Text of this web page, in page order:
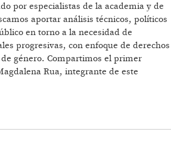
por especialistas de la academia y de
aportar análisis técnicos, políticos
en torno a la necesidad de
progresivas, con enfoque de derechos
género. Compartimos el primer
Rua, integrante de este